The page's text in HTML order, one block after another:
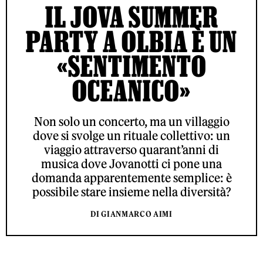
IL JOVA SUMMER
PARTY A OLBIA È UN
«SENTIMENTO
OCEANICO»
Non solo un concerto, ma un villaggio
dove si svolge un rituale collettivo: un
viaggio attraverso quarant’anni di
musica dove Jovanotti ci pone una
domanda apparentemente semplice: è
possibile stare insieme nella diversità?
DI GIANMARCO AIMI